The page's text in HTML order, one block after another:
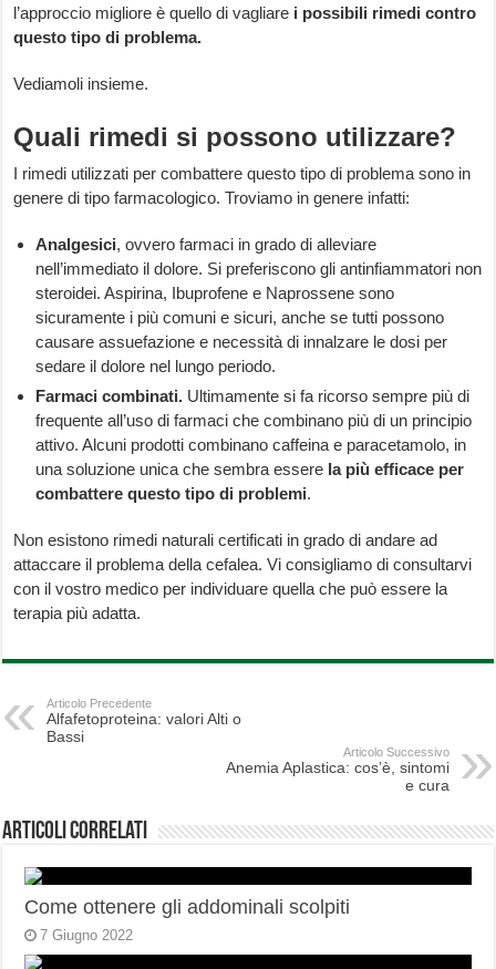
l’approccio migliore è quello di vagliare i possibili rimedi contro
questo tipo di problema.
Vediamoli insieme.
Quali rimedi si possono utilizzare?
I rimedi utilizzati per combattere questo tipo di problema sono in
genere di tipo farmacologico. Troviamo in genere infatti:
Analgesici, ovvero farmaci in grado di alleviare
nell’immediato il dolore. Si preferiscono gli antinfiammatori non
steroidei. Aspirina, Ibuprofene e Naprossene sono
sicuramente i più comuni e sicuri, anche se tutti possono
causare assuefazione e necessità di innalzare le dosi per
sedare il dolore nel lungo periodo.
Farmaci combinati. Ultimamente si fa ricorso sempre più di
frequente all’uso di farmaci che combinano più di un principio
attivo. Alcuni prodotti combinano caffeina e paracetamolo, in
una soluzione unica che sembra essere la più efficace per
combattere questo tipo di problemi.
Non esistono rimedi naturali certificati in grado di andare ad
attaccare il problema della cefalea. Vi consigliamo di consultarvi
con il vostro medico per individuare quella che può essere la
terapia più adatta.
Articolo Precedente
Alfafetoproteina: valori Alti o
Bassi
Articolo Successivo
Anemia Aplastica: cos’è, sintomi
e cura
Articoli correlati
Come ottenere gli addominali scolpiti
7 Giugno 2022